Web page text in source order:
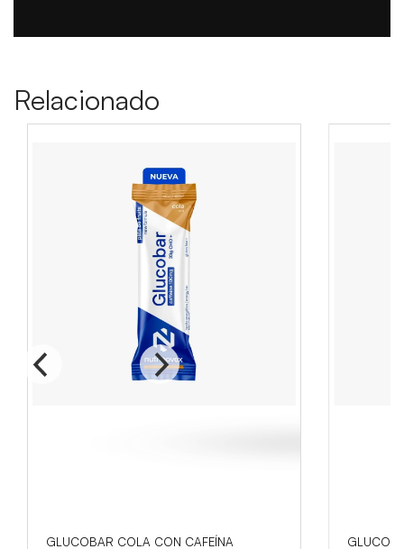
Relacionado
GLUCOBAR COLA CON CAFEÍNA